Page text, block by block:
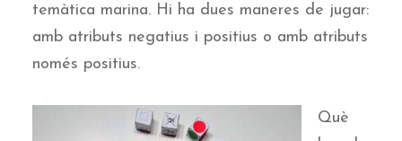
temàtica marina. Hi ha dues maneres de jugar:
amb atributs negatius i positius o amb atributs
només positius.
Què